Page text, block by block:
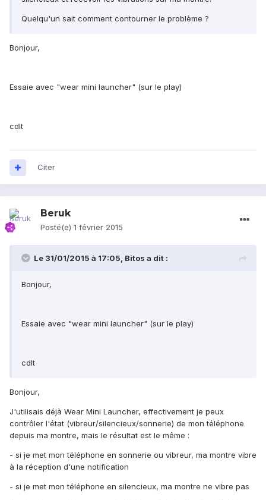
Quelqu'un sait comment contourner le problème ?
Bonjour,
Essaie avec "wear mini launcher" (sur le play)
cdlt
Citer
Beruk
Posté(e) 1 février 2015
Le 31/01/2015 à 17:05, Bitos a dit :
Bonjour,
Essaie avec "wear mini launcher" (sur le play)
cdlt
Bonjour,
J'utilisais déjà Wear Mini Launcher, effectivement je peux
contrôler l'état (vibreur/silencieux/sonnerie) de mon téléphone
depuis ma montre, mais le résultat est le même :
- si je met mon téléphone en sonnerie ou vibreur, ma montre vibre
à la réception d'une notification
- si je met mon téléphone en silencieux, ma montre ne vibre pas